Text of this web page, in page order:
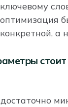
ключевому
оптимизация
конкретной, а